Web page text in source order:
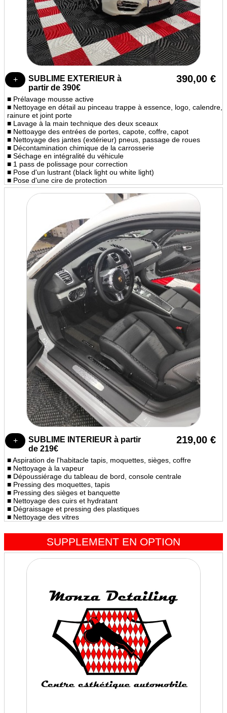
SUBLIME EXTERIEUR à
partir de 390€
390,00 €
■ Prélavage mousse active
■ Nettoyage en détail au pinceau trappe à essence, logo, calendre,
rainure et joint porte
■ Lavage à la main technique des deux sceaux
■ Nettoayge des entrées de portes, capote, coffre, capot
■ Nettoyage des jantes (extérieur) pneus, passage de roues
■ Décontamination chimique de la carrosserie
■ Séchage en intégralité du véhicule
■ 1 pass de polissage pour correction
■ Pose d'un lustrant (black light ou white light)
■ Pose d'une cire de protection
SUBLIME INTERIEUR à partir
de 219€
219,00 €
■ Aspiration de l'habitacle tapis, moquettes, sièges, coffre
■ Nettoyage à la vapeur
■ Dépoussiérage du tableau de bord, console centrale
■ Pressing des moquettes, tapis
■ Pressing des sièges et banquette
■ Nettoyage des cuirs et hydratant
■ Dégraissage et pressing des plastiques
■ Nettoyage des vitres
SUPPLEMENT EN OPTION